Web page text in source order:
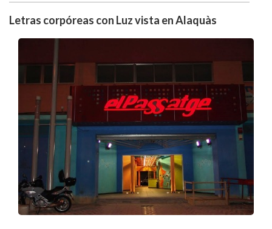
Letras corpóreas con Luz vista en Alaquàs